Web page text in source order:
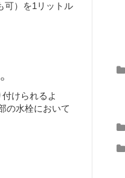
可）を1リットル
けられるよ
の水栓において